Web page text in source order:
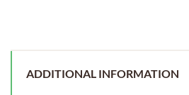
ADDITIONAL INFORMATION